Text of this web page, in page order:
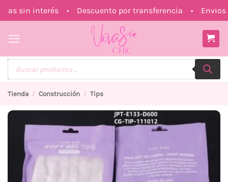
al
sin interés • Descuento por transferencia • Envios a
Búsqueda
Tienda / Construcción / Tips